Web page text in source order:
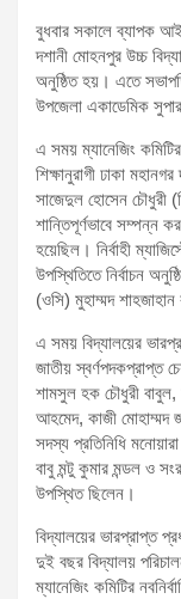
বুধবার সকালে ব্যাপক
দশানী মোহনপুর উচ্চ
অনুষ্ঠিত হয়। এতে
উপজেলা একাডেমিক
এ সময় ম্যানেজিং কমিটির
শিক্ষানুরাগী ঢাকা
সাজেদুল হোসেন চৌধুরী
শান্তিপূর্ণভাবে সম্পন্ন
হয়েছিল। নির্বাহী
উপস্থিতিতে নির্বাচন
(ওসি) মুহাম্মদ
এ সময় বিদ্যালয়ের
জাতীয় স্বর্ণপদকপ্রাপ্ত
শামসুল হক চৌধুরী
আহমেদ, কাজী মোহাম্মদ
সদস্য প্রতিনিধি
বাবু মন্টু কুমার মন্ডল ও
উপস্থিত ছিলেন।
বিদ্যালয়ের ভারপ্রাপ্ত
দুই বছর বিদ্যালয়
ম্যানেজিং কমিটির